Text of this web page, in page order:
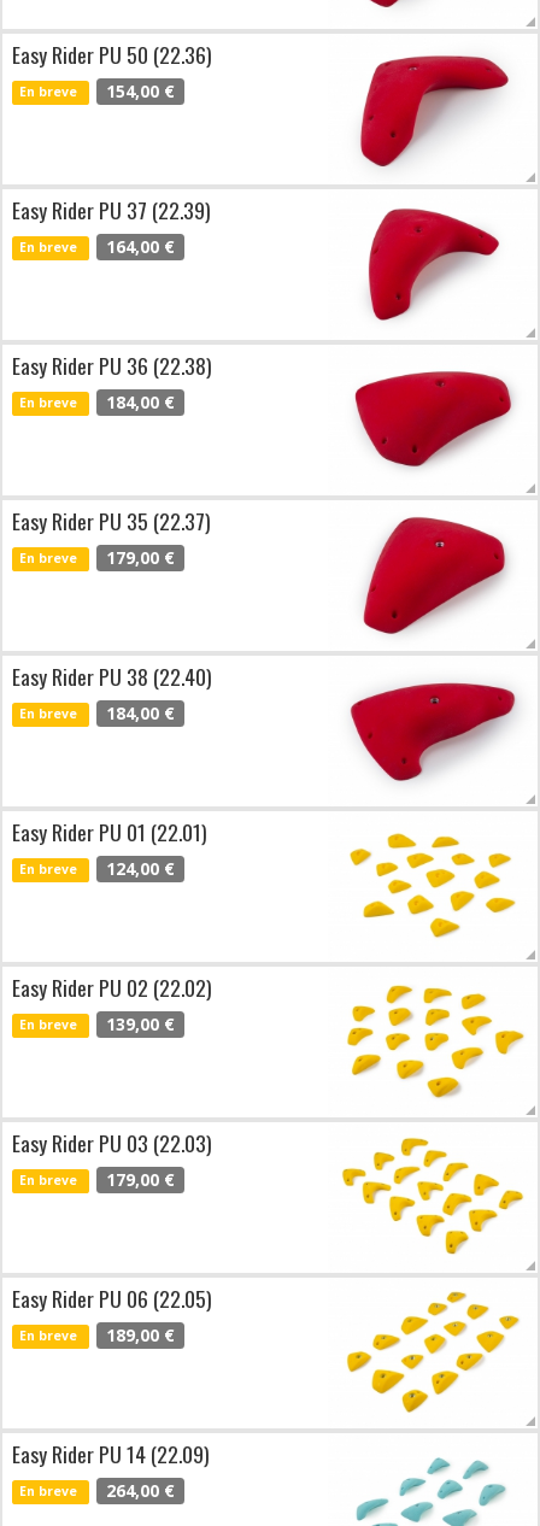
Easy Rider PU 50 (22.36)
En breve 154,00 €
Easy Rider PU 37 (22.39)
En breve 164,00 €
Easy Rider PU 36 (22.38)
En breve 184,00 €
Easy Rider PU 35 (22.37)
En breve 179,00 €
Easy Rider PU 38 (22.40)
En breve 184,00 €
Easy Rider PU 01 (22.01)
En breve 124,00 €
Easy Rider PU 02 (22.02)
En breve 139,00 €
Easy Rider PU 03 (22.03)
En breve 179,00 €
Easy Rider PU 06 (22.05)
En breve 189,00 €
Easy Rider PU 14 (22.09)
En breve 264,00 €